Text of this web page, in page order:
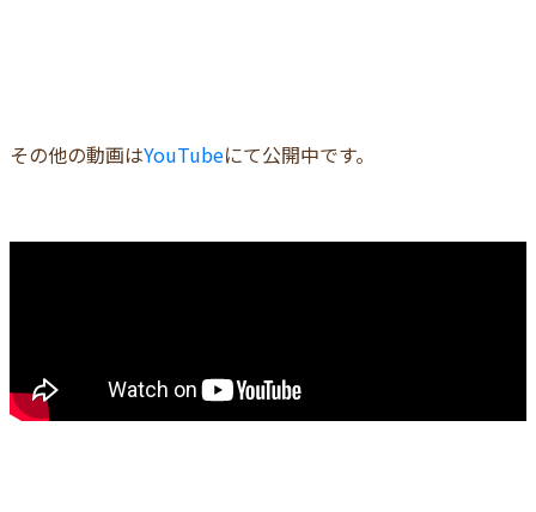
その他の動画はYouTubeにて公開中です。